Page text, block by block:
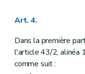
Art. 4.
Dans la première
l'article 43/2, alinéa 1
comme suit :